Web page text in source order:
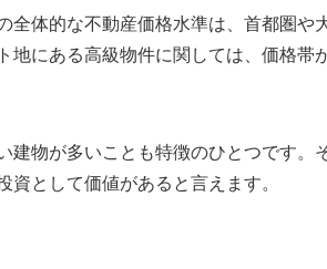
体的な不動産価格水準は、首都圏や
にある高級物件に関しては、価格帯
建物が多いことも特徴のひとつです。
として価値があると言えます。